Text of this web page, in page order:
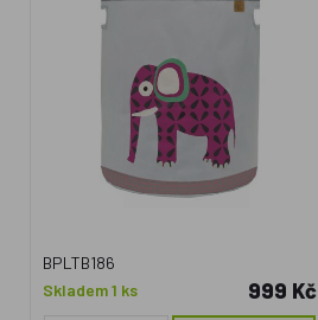
BPLTB186
Skladem 1 ks
999 Kč